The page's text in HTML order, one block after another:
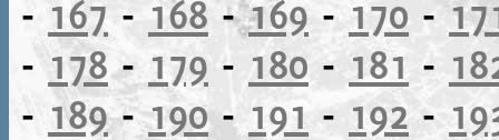
- 167- 168 -169- 170 -
-178- 179 - 180 - 181 -
- 189-190- 191- 192 -